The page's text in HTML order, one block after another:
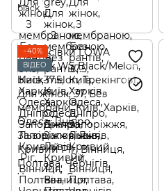
black
−40%
ВІДЕО